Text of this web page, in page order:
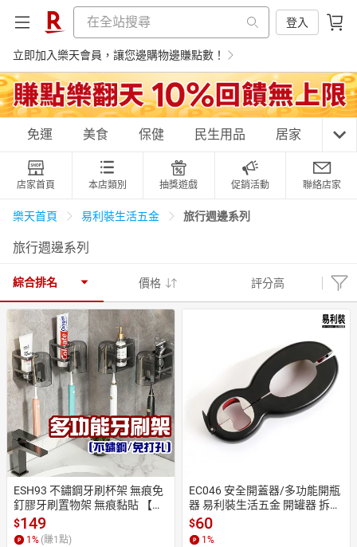
登入
立即加入樂天會員，讓您邊購物邊賺點數！
購物網分類
天天免運 美食蛋糕 養生保健
居家生活 3C家電 親子玩具
女裝 男裝 情趣用品
日本購物 電子/紙本書
HOT
免運 美食 保健 民生用品 居家 3C
店家首頁 本店類別 抽獎遊戲 促銷活動 聯絡店家
樂天首頁 易利裝生活五金 旅行週邊系列
旅行週邊系列
綜合排名 價格 評分高
ESH93 不鏽鋼牙刷杯架 無痕免
釘膠牙刷置物架 無痕黏貼 【易
利裝】
$149
1 % (賺1 點)
EC046 安全開蓋器/多功能開瓶
器 易利裝生活五金 開罐器 拆袋
撕袋「限時大特價」
$60
1 %